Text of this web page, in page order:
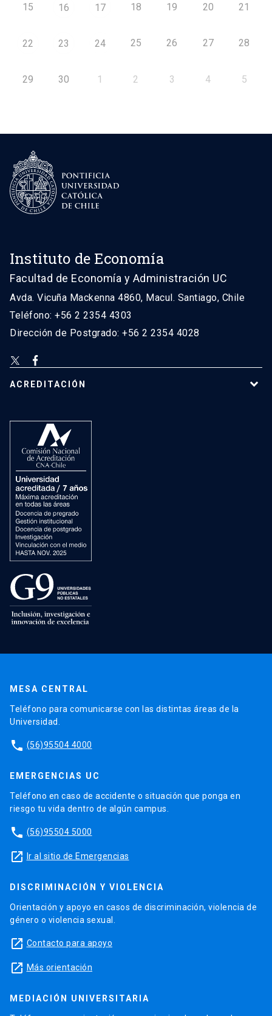
15 16 17 18 19 20 21
22 23 24 25 26 27 28
29 30 1 2 3 4 5
Instituto de Economía
Facultad de Economía y Administración UC
Avda. Vicuña Mackenna 4860, Macul. Santiago, Chile
Teléfono: +56 2 2354 4303
Dirección de Postgrado: +56 2 2354 4028
ACREDITACIÓN
MESA CENTRAL
Teléfono para comunicarse con las distintas áreas de la
Universidad.
phone (56)95504 4000
EMERGENCIAS UC
Teléfono en caso de accidente o situación que ponga en
riesgo tu vida dentro de algún campus.
phone (56)95504 5000
launch Ir al sitio de Emergencias
DISCRIMINACIÓN Y VIOLENCIA
Orientación y apoyo en casos de discriminación, violencia de
género o violencia sexual.
launch Contacto para apoyo
launch Más orientación
MEDIACIÓN UNIVERSITARIA